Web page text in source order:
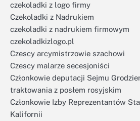
czekoladki z logo firmy
Czekoladki z Nadrukiem
czekoladki z nadrukiem firmowym
czekoladkizlogo.pl
Czescy arcymistrzowie szachowi
Czescy malarze secesjoniści
Członkowie deputacji Sejmu
traktowania z posłem rosyjskim
Członkowie Izby Reprezentantów
Kalifornii